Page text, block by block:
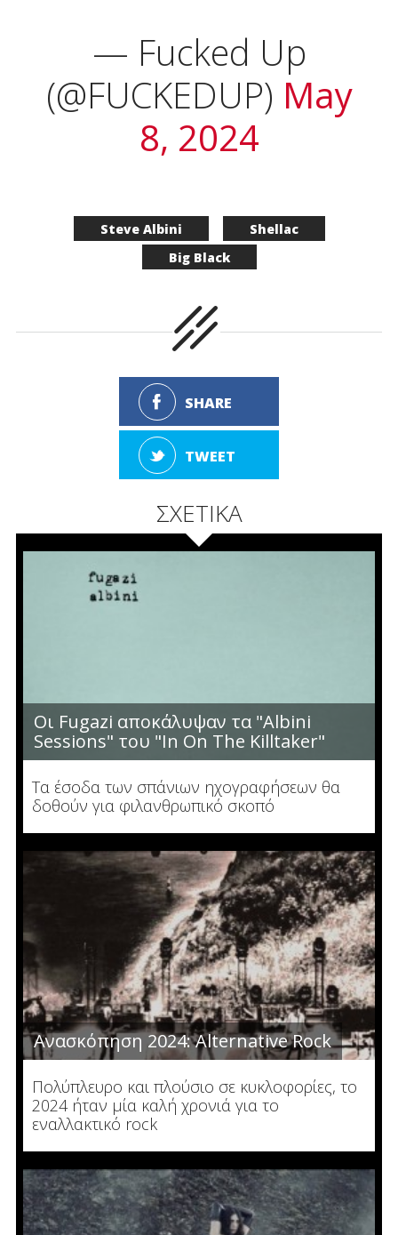
— Fucked Up
(@FUCKEDUP) May
8, 2024
Steve Albini
Shellac
Big Black
SHARE
TWEET
ΣΧΕΤΙΚΑ
Οι Fugazi αποκάλυψαν τα "Albini
Sessions" του "In On The Killtaker"
Τα έσοδα των σπάνιων ηχογραφήσεων θα
δοθούν για φιλανθρωπικό σκοπό
Ανασκόπηση 2024: Alternative Rock
Πολύπλευρο και πλούσιο σε κυκλοφορίες, το
2024 ήταν μία καλή χρονιά για το
εναλλακτικό rock